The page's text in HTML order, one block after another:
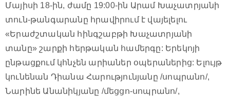
Մայիսի 18-ին, ժամը 19:00-ին Արամ Խաչատրյանի
տուն-թանգարանը հրավիրում է վայելելու
«Երաժշտական հինգշաբթի Խաչատրյանի
տանը» շարքի հերթական համերգը: Երեկոյի
ընթացքում կհնչեն արիաներ օպերաներից: Ելույթ
կունենան Դիանա Հարությունյանը /սոպրանո/,
Նարինե Անանիկյանը /մեցցո-սոպրանո/,